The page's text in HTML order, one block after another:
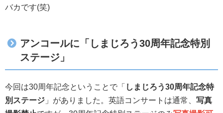
バカです(笑)
アンコールに「しまじろう30周年記念特別
ステージ」
今回は30周年記念ということで「 しまじろう30周年記念特
別ステージ 」がありました。英語コンサートは通常、 写真